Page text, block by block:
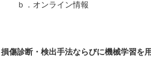
オンライン情報
損傷診断・検出手法ならびに機械学習を